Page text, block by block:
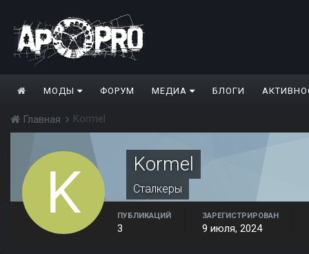
МОДЫ ФОРУМ МЕДИА БЛОГИ
Главная Kormel
Kormel
Сталкеры
ПУБЛИКАЦИЙ
3
ЗАРЕГИСТРИРОВАН
9 июля, 2024